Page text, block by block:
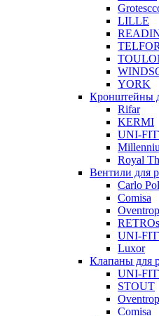
LILLE
YORK
Кронштейны
Rifar
KERMI
UNI-
Royal
Вентили для
Carlo
Comisa
Oventrop
UNI-
Luxor
Клапаны для
UNI-
STOUT
Oventrop
Comisa